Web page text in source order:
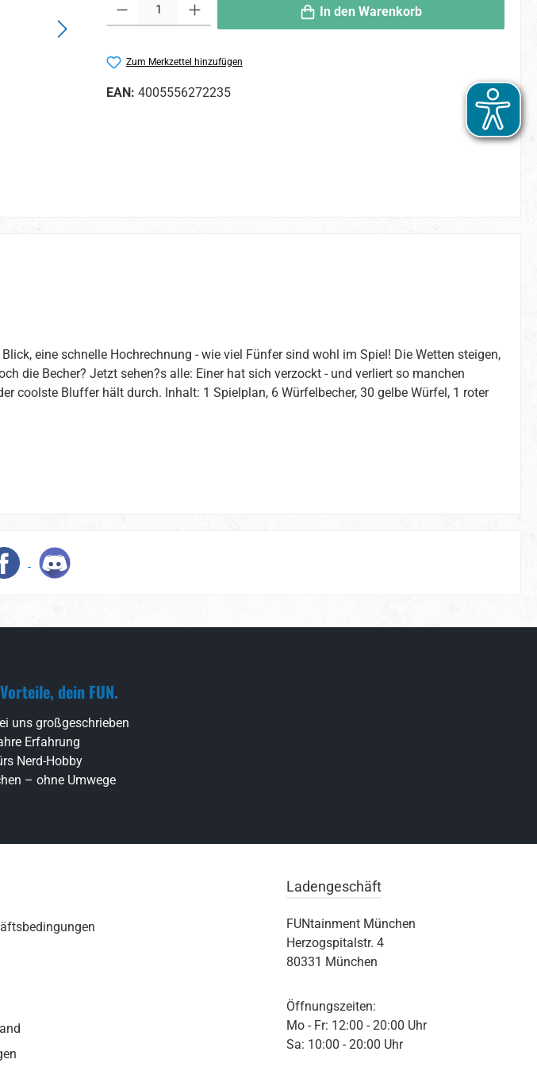
In den Warenkorb
Zum Merkzettel hinzufügen
EAN: 4005556272235
eine schnelle Hochrechnung - wie viel Fünfer sind wohl im Spiel! Die Wetten steigen,
die Becher? Jetzt sehen?s alle: Einer hat sich verzockt - und verliert so manchen
coolste Bluffer hält durch. Inhalt: 1 Spielplan, 6 Würfelbecher, 30 gelbe Würfel, 1 roter
dein FUN.
uns großgeschrieben
Erfahrung
Nerd-Hobby
– ohne Umwege
Ladengeschäft
FUNtainment München
Herzogspitalstr. 4
80331 München
Öffnungszeiten:
Mo - Fr: 12:00 - 20:00 Uhr
Sa: 10:00 - 20:00 Uhr